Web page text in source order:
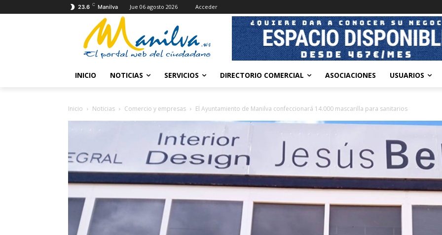
23.6 C Manilva Jue 06 agosto 2026 Acceder
INICIO NOTICIAS SERVICIOS DIRECTORIO COMERCIAL ASOCIACIONES USUARIOS
Inicio Noticias Comercio y empresas El Ayuntamiento de Manilva confeccionará 14.000 mascarilla para sanitarios